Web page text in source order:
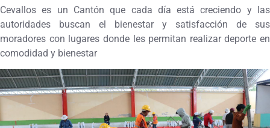
Cevallos es un Cantón que cada día está creciendo y las
autoridades buscan el bienestar y satisfacción de sus
moradores con lugares donde les permitan realizar deporte en
comodidad y bienestar